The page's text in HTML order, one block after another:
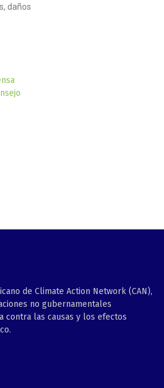
daños
de Climate Action Network (CAN),
no gubernamentales
contra las causas y los efectos